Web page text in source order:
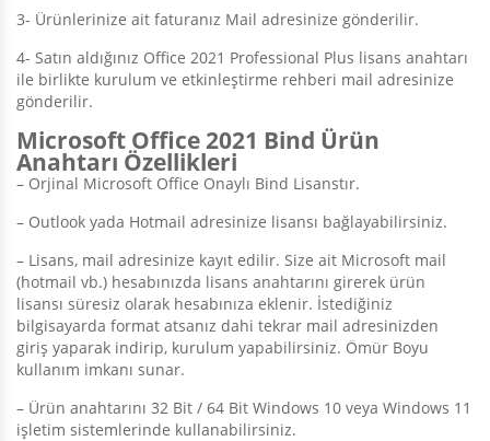
3- Ürünlerinize ait faturanız Mail adresinize gönderilir.
4- Satın aldığınız Office 2021 Professional Plus lisans anahtarı
ile birlikte kurulum ve etkinleştirme rehberi mail adresinize
gönderilir.
Microsoft Office 2021 Bind Ürün
Anahtarı Özellikleri
– Orjinal Microsoft Office Onaylı Bind Lisanstır.
– Outlook yada Hotmail adresinize lisansı bağlayabilirsiniz.
– Lisans, mail adresinize kayıt edilir. Size ait Microsoft mail
(hotmail vb.) hesabınızda lisans anahtarını girerek ürün
lisansı süresiz olarak hesabınıza eklenir. İstediğiniz
bilgisayarda format atsanız dahi tekrar mail adresinizden
giriş yaparak indirip, kurulum yapabilirsiniz. Ömür Boyu
kullanım imkanı sunar.
– Ürün anahtarını 32 Bit / 64 Bit Windows 10 veya Windows 11
işletim sistemlerinde kullanabilirsiniz.